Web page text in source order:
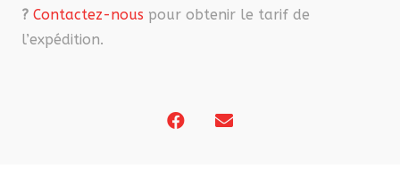
? Contactez-nous pour obtenir le tarif de
l’expédition.